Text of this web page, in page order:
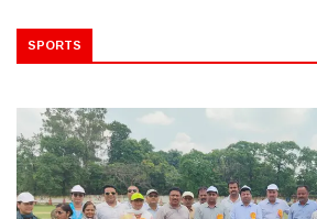
SPORTS